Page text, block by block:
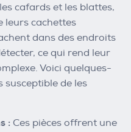
cafards et les blattes,
leurs cachettes
dans des endroits
ce qui rend leur
Voici quelques-
susceptible de les
: Ces pièces offrent une